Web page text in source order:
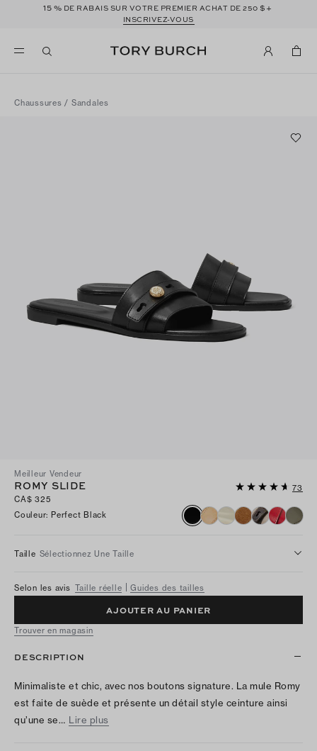
15 % DE RABAIS SUR VOTRE PREMIER ACHAT DE 250$+
INSCRIVEZ-VOUS
Chaussures / Sandales
Meilleur Vendeur
ROMY SLIDE
73
CA$ 325
Couleur: Perfect Black
Taille Sélectionnez Une Taille
Selon les avis Taille réelle Guides des tailles
AJOUTER AU PANIER
Trouver en magasin
DESCRIPTION
Minimaliste et chic, avec nos boutons signature. La mule Romy
est faite de suède et présente un détail style ceinture ainsi
qu’une se… Lire plus